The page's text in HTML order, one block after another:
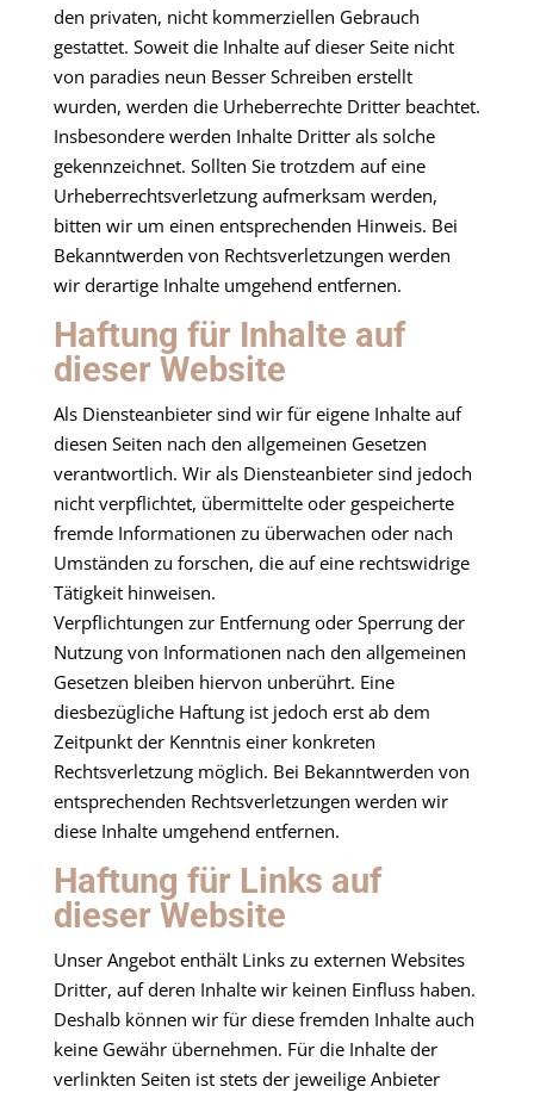
den privaten, nicht kommerziellen Gebrauch
gestattet. Soweit die Inhalte auf dieser Seite nicht
von paradies neun Besser Schreiben erstellt
wurden, werden die Urheberrechte Dritter beachtet.
Insbesondere werden Inhalte Dritter als solche
gekennzeichnet. Sollten Sie trotzdem auf eine
Urheberrechtsverletzung aufmerksam werden,
bitten wir um einen entsprechenden Hinweis. Bei
Bekanntwerden von Rechtsverletzungen werden
wir derartige Inhalte umgehend entfernen.
Haftung für Inhalte auf
dieser Website
Als Diensteanbieter sind wir für eigene Inhalte auf
diesen Seiten nach den allgemeinen Gesetzen
verantwortlich. Wir als Diensteanbieter sind jedoch
nicht verpflichtet, übermittelte oder gespeicherte
fremde Informationen zu überwachen oder nach
Umständen zu forschen, die auf eine rechtswidrige
Tätigkeit hinweisen.
Verpflichtungen zur Entfernung oder Sperrung der
Nutzung von Informationen nach den allgemeinen
Gesetzen bleiben hiervon unberührt. Eine
diesbezügliche Haftung ist jedoch erst ab dem
Zeitpunkt der Kenntnis einer konkreten
Rechtsverletzung möglich. Bei Bekanntwerden von
entsprechenden Rechtsverletzungen werden wir
diese Inhalte umgehend entfernen.
Haftung für Links auf
dieser Website
Unser Angebot enthält Links zu externen Websites
Dritter, auf deren Inhalte wir keinen Einfluss haben.
Deshalb können wir für diese fremden Inhalte auch
keine Gewähr übernehmen. Für die Inhalte der
verlinkten Seiten ist stets der jeweilige Anbieter